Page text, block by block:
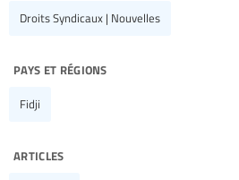
Droits Syndicaux | Nouvelles
pays et régions
Fidji
articles